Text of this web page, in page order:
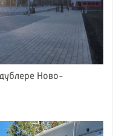
Ново-